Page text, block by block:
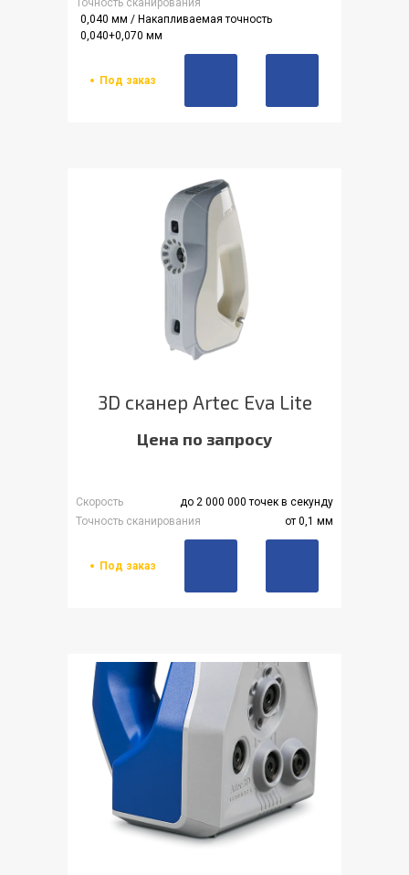
Точность сканирования
0,040 мм / Накапливаемая точность
0,040+0,070 мм
Под заказ
3D сканер Artec Eva Lite
Цена по запросу
Скорость
до 2 000 000 точек в секунду
Точность сканирования
от 0,1 мм
Под заказ